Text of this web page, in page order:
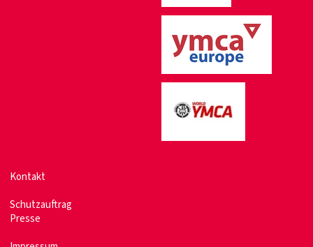
Kontakt
Schutzauftrag
Presse